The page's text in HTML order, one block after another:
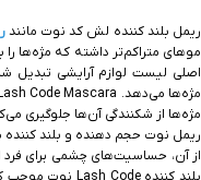
ریمل بلند کننده لش کد نوت مانند
مو‌های متراکم‌تر داشته که مژه‌ها
اصلی لیست لوازم آرایشی تبدیل
مژه‌ها از شکنندگی آن‌ها جلوگیری
ریمل نوت حجم دهنده و بلند کننده
از آن، حساسیت‌های چشمی برای فرد